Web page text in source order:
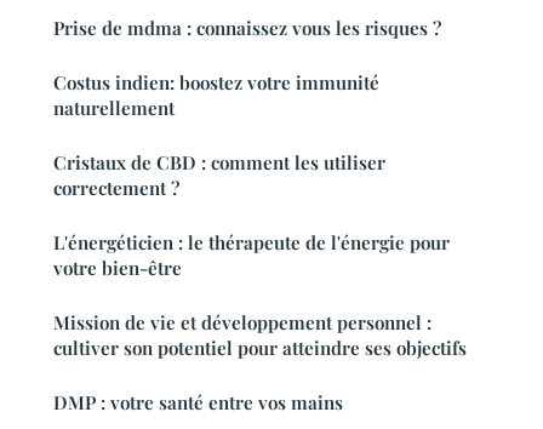
Prise de mdma : connaissez vous les risques ?
Costus indien: boostez votre immunité
naturellement
Cristaux de CBD : comment les utiliser
correctement ?
L'énergéticien : le thérapeute de l'énergie pour
votre bien-être
Mission de vie et développement personnel :
cultiver son potentiel pour atteindre ses objectifs
DMP : votre santé entre vos mains